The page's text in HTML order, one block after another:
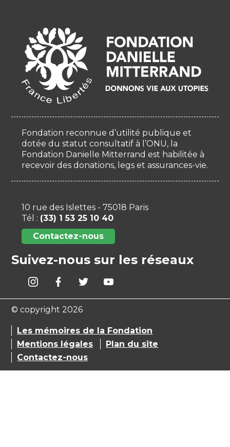
Fondation reconnue d’utilité publique et
dotée du statut consultatif à l’ONU, la
Fondation Danielle Mitterrand est habilitée à
recevoir des donations, legs et assurances-vie.
10 rue des Islettes - 75018 Paris
Tél : (33) 1 53 25 10 40
Contactez-nous
Suivez-nous sur les réseaux
© copyright 2026
Les mémoires de la Fondation
Mentions légales
Plan du site
Contactez-nous